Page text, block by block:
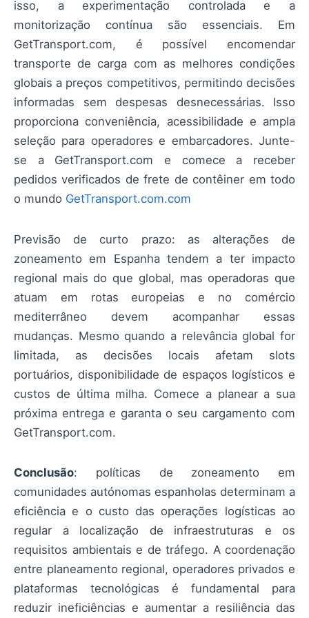
isso, a experimentação controlada e a
monitorização contínua são essenciais. Em
GetTransport.com, é possível encomendar
transporte de carga com as melhores condições
globais a preços competitivos, permitindo decisões
informadas sem despesas desnecessárias. Isso
proporciona conveniência, acessibilidade e ampla
seleção para operadores e embarcadores. Junte-
se a GetTransport.com e comece a receber
pedidos verificados de frete de contêiner em todo
o mundo GetTransport.com.com
Previsão de curto prazo: as alterações de
zoneamento em Espanha tendem a ter impacto
regional mais do que global, mas operadoras que
atuam em rotas europeias e no comércio
mediterrâneo devem acompanhar essas
mudanças. Mesmo quando a relevância global for
limitada, as decisões locais afetam slots
portuários, disponibilidade de espaços logísticos e
custos de última milha. Comece a planear a sua
próxima entrega e garanta o seu cargamento com
GetTransport.com.
Conclusão: políticas de zoneamento em
comunidades autónomas espanholas determinam a
eficiência e o custo das operações logísticas ao
regular a localização de infraestruturas e os
requisitos ambientais e de tráfego. A coordenação
entre planeamento regional, operadores privados e
plataformas tecnológicas é fundamental para
reduzir ineficiências e aumentar a resiliência das